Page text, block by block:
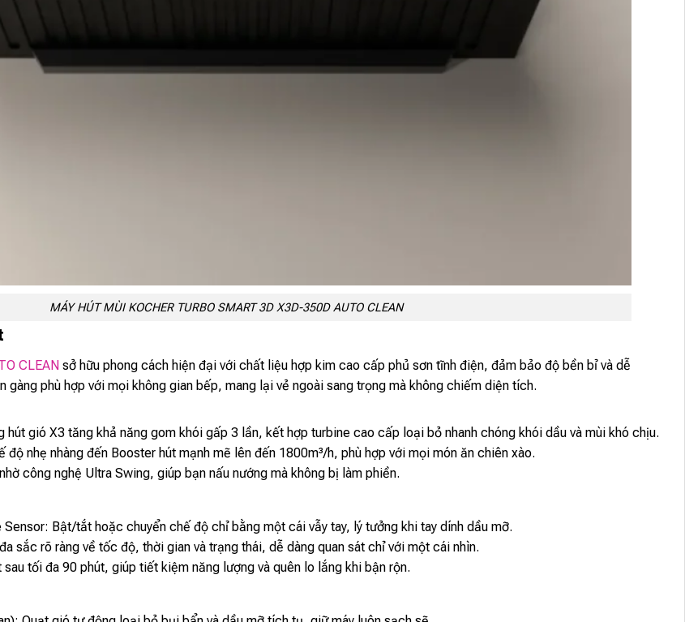
MÁY HÚT MÙI KOCHER TURBO SMART 3D X3D-350D AUTO CLEAN
CLEAN sở hữu phong cách hiện đại với chất liệu hợp kim cao cấp phủ sơn tĩnh điện, đảm bảo độ bền bỉ và dễ
gàng phù hợp với mọi không gian bếp, mang lại vẻ ngoài sang trọng mà không chiếm diện tích.
hút gió X3 tăng khả năng gom khói gấp 3 lần, kết hợp turbine cao cấp loại bỏ nhanh chóng khói dầu và mùi khó chịu.
nhẹ nhàng đến Booster hút mạnh mẽ lên đến 1800m³/h, phù hợp với mọi món ăn chiên xào.
công nghệ Ultra Swing, giúp bạn nấu nướng mà không bị làm phiền.
Sensor: Bật/tắt hoặc chuyển chế độ chỉ bằng một cái vẫy tay, lý tưởng khi tay dính dầu mỡ.
sắc rõ ràng về tốc độ, thời gian và trạng thái, dễ dàng quan sát chỉ với một cái nhìn.
tối đa 90 phút, giúp tiết kiệm năng lượng và quên lo lắng khi bận rộn.